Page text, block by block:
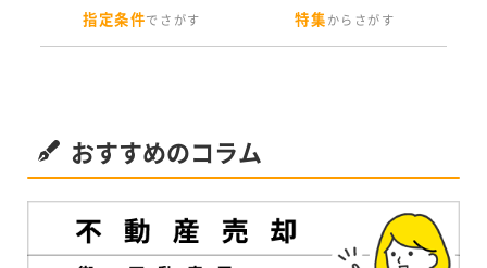
指定条件でさがす 特集からさがす
おすすめのコラム